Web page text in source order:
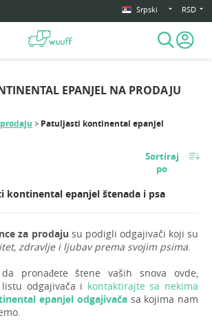
Srpski RSD
EPANJEL NA PRODAJU
Patuljasti kontinental epanjel
Sortiraj
po
kontinental epanjel štenada i psa
za prodaju su podigli odgajivači koji su
zdravlje i ljubav prema svojim psima.
pronađete štene vaših snova ovde,
odgajivača i kontaktirajte sa nekima
epanjel odgajivačasa kojima nam